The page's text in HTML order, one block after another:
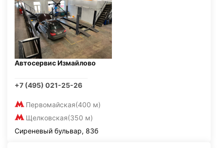
Автосервис Измайлово
+7 (495) 021-25-26
Первомайская(400 м)
Щелковская(350 м)
Сиреневый бульвар, 83б